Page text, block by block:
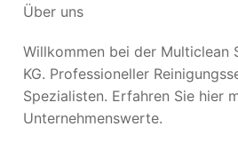
Über uns
Willkommen bei der Multiclean
KG. Professioneller
Spezialisten. Erfahren Sie hier
Unternehmenswerte.